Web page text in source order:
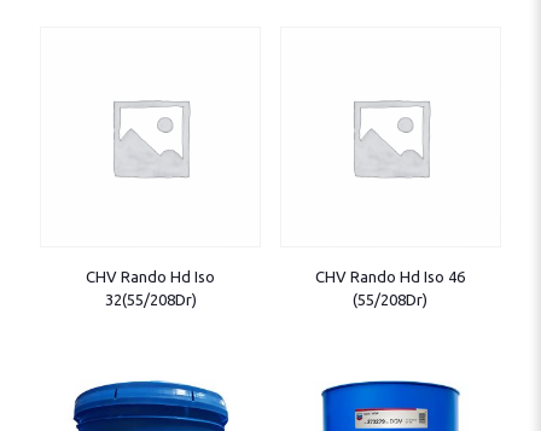
CHV Rando Hd Iso
32(55/208Dr)
CHV Rando Hd Iso 46
(55/208Dr)